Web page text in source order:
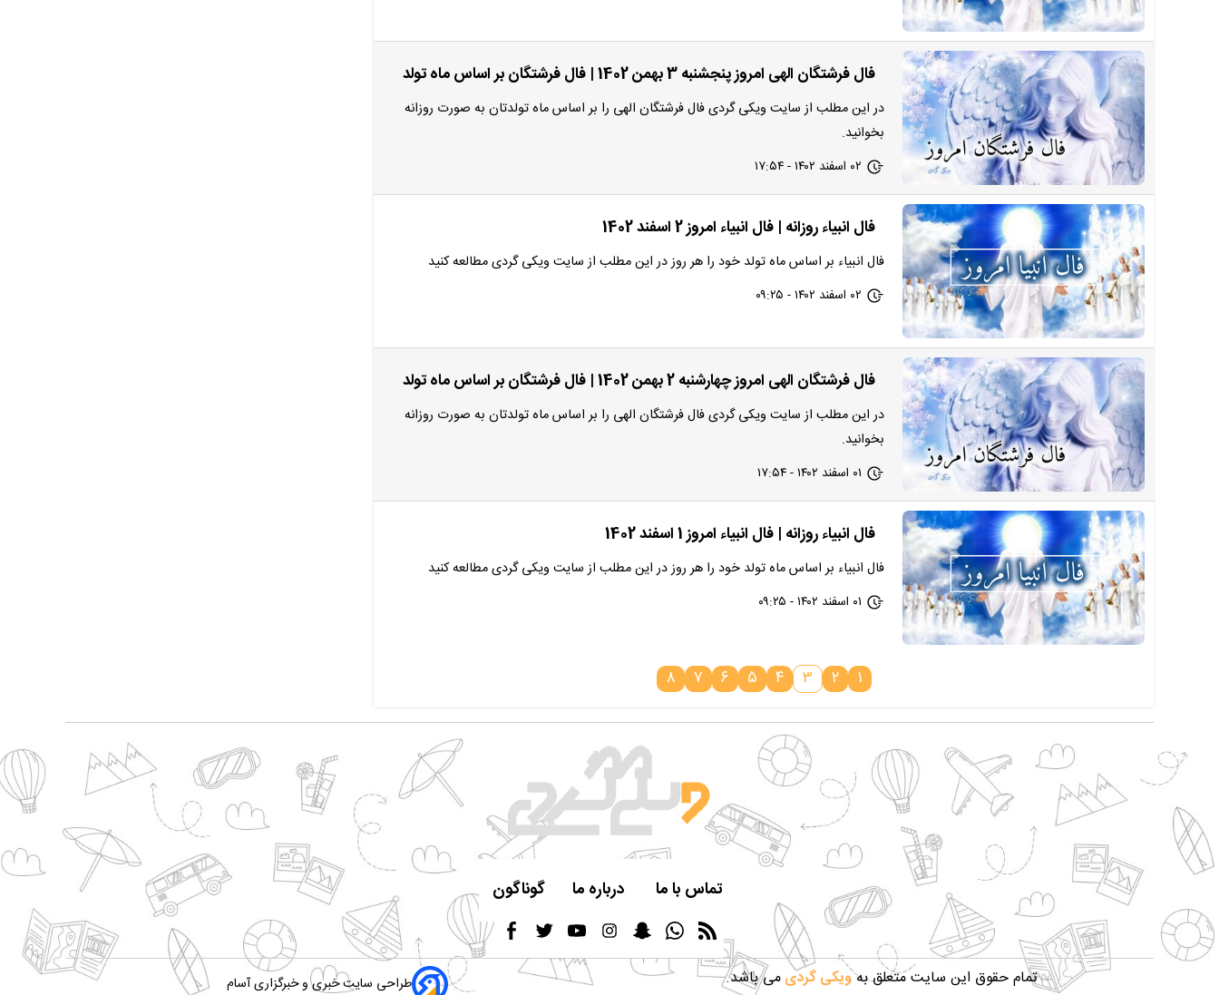
فال فرشتگان الهی امروز پنجشنبه 3 بهمن 1402 | فال فرشتگان بر اساس ماه تولد
در این مطلب از سایت ویکی گردی فال فرشتگان الهی را بر اساس ماه تولدتان به صورت روزانه
بخوانید.
۰۲ اسفند ۱۴۰۲ - ۱۷:۵۴
فال انبیاء روزانه | فال انبیاء امروز 2 اسفند 1402
فال انبیاء بر اساس ماه تولد خود را هر روز در این مطلب از سایت ویکی گردی مطالعه کنید
۰۲ اسفند ۱۴۰۲ - ۰۹:۲۵
فال فرشتگان الهی امروز چهارشنبه 2 بهمن 1402 | فال فرشتگان بر اساس ماه تولد
در این مطلب از سایت ویکی گردی فال فرشتگان الهی را بر اساس ماه تولدتان به صورت روزانه
بخوانید.
۰۱ اسفند ۱۴۰۲ - ۱۷:۵۴
فال انبیاء روزانه | فال انبیاء امروز 1 اسفند 1402
فال انبیاء بر اساس ماه تولد خود را هر روز در این مطلب از سایت ویکی گردی مطالعه کنید
۰۱ اسفند ۱۴۰۲ - ۰۹:۲۵
۱ ۲ ۳ ۴ ۵ ۶ ۷ ۸
تماس با ما درباره ما گوناگون
تمام حقوق این سایت متعلق بهویکی گردیمی باشد. طراحی سایت خبری و خبرگزاری آسام